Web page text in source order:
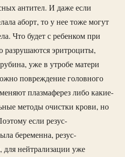
антител. И даже если
аборт, то у нее тоже могут
Что будет с ребенком при
разрушаются эритроциты,
уже в утробе матери
повреждение головного
плазмаферез либо какие-
методы очистки крови, но
если резус-
беременна, резус-
нейтрализации уже